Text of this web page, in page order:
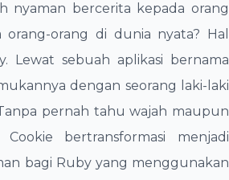
nyaman bercerita kepada orang
orang di dunia nyata? Hal
Lewat sebuah aplikasi bernama
dengan seorang laki-laki
pernah tahu wajah maupun
bertransformasi menjadi
bagi Ruby yang menggunakan